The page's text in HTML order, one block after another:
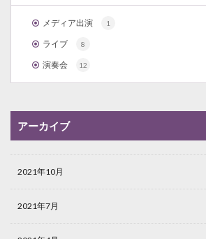
メディア出演 1
ライブ 8
演奏会 12
アーカイブ
2021年10月
2021年7月